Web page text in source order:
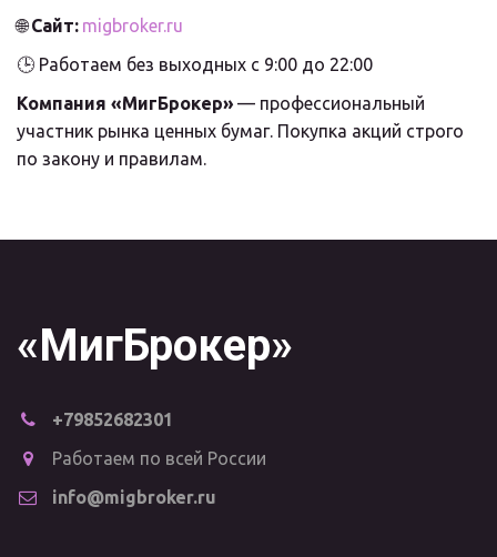
🌐 Сайт: migbroker.ru
🕒 Работаем без выходных с 9:00 до 22:00
Компания «МигБрокер» — профессиональный
участник рынка ценных бумаг. Покупка акций строго
по закону и правилам.
«МигБрокер»
+79852682301
Работаем по всей России
info@migbroker.ru